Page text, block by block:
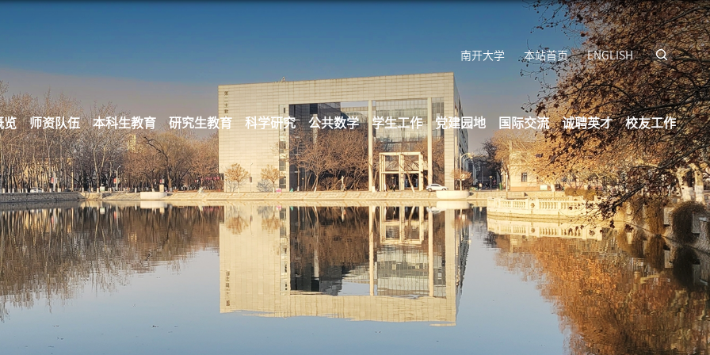
南开大学 本站首页 ENGLISH
览 师资队伍 本科生教育 研究生教育 科学研究 公共数学 学生工作 党建园地 国际交流 诚聘英才 校友工作